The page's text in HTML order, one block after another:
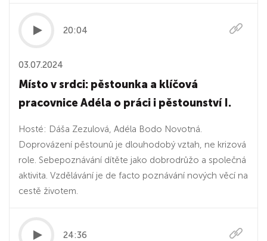
20:04
03.07.2024
Místo v srdci: pěstounka a klíčová
pracovnice Adéla o práci i pěstounství I.
Hosté: Dáša Zezulová, Adéla Bodo Novotná.
Doprovázení pěstounů je dlouhodobý vztah, ne krizová
role. Sebepoznávání dítěte jako dobrodrůžo a společná
aktivita. Vzdělávání je de facto poznávání nových věcí na
cestě životem.
24:36